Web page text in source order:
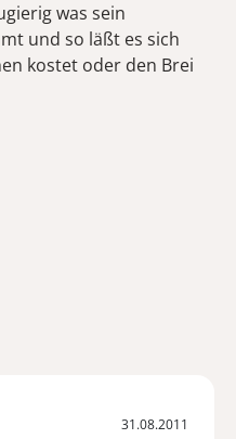
was sein
und so läßt es sich
kostet oder den Brei
31.08.2011